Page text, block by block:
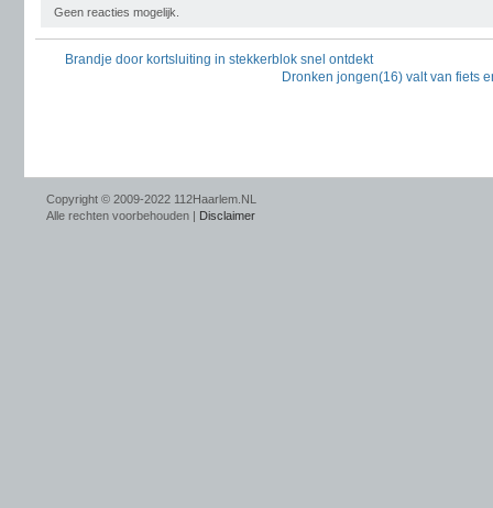
Geen reacties mogelijk.
Brandje door kortsluiting in stekkerblok snel ontdekt
Dronken jongen(16) valt van fiets
Copyright © 2009-2022 112Haarlem.NL
Alle rechten voorbehouden | Disclaimer